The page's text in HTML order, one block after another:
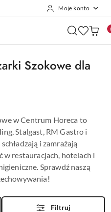
Moje konto
Szokowe dla
w Centrum Horeca to
Stalgast, RM Gastro i
i zamrażają
w restauracjach, hotelach i
Sprawdź naszą
Filtruj